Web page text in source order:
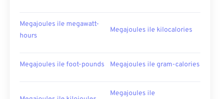
Megajoules ile megawatt-
hours
Megajoules ile kilocalories
Megajoules ile foot-pounds Megajoules ile gram-calories
Megajoules ile